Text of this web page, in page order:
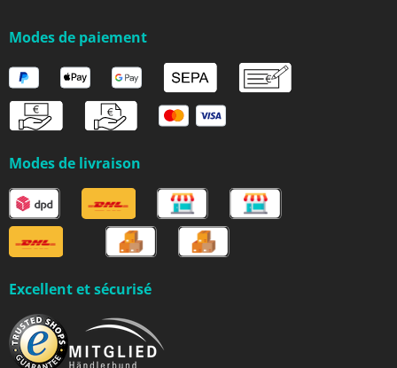
Modes de paiement
Modes de livraison
Excellent et sécurisé